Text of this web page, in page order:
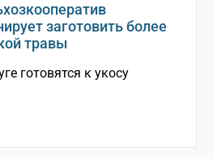
заготовить более
травы
готовятся к укосу